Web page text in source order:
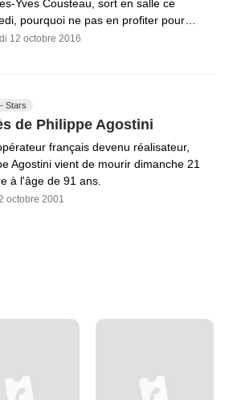
Yves Cousteau, sort en salle ce
pourquoi ne pas en profiter pour…
12 octobre 2016
Stars
de Philippe Agostini
français devenu réalisateur,
Agostini vient de mourir dimanche 21
à l'âge de 91 ans.
octobre 2001